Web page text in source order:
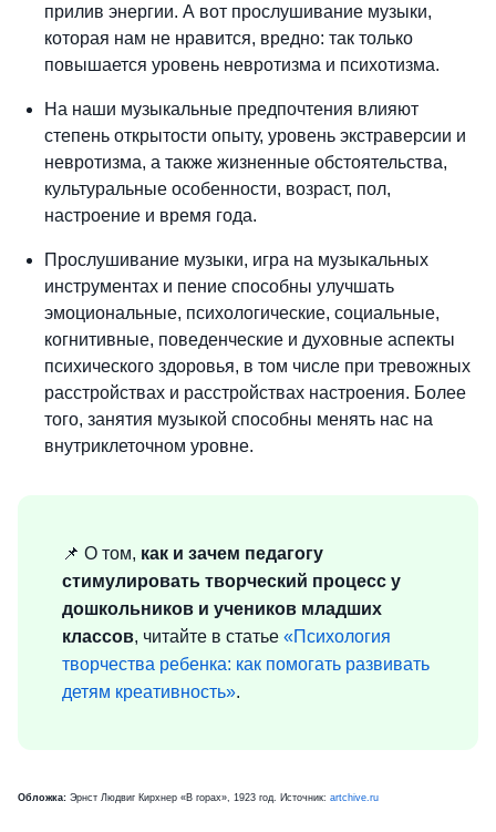
прилив энергии. А вот прослушивание музыки,
которая нам не нравится, вредно: так только
повышается уровень невротизма и психотизма.
На наши музыкальные предпочтения влияют
степень открытости опыту, уровень экстраверсии и
невротизма, а также жизненные обстоятельства,
культуральные особенности, возраст, пол,
настроение и время года.
Прослушивание музыки, игра на музыкальных
инструментах и пение способны улучшать
эмоциональные, психологические, социальные,
когнитивные, поведенческие и духовные аспекты
психического здоровья, в том числе при тревожных
расстройствах и расстройствах настроения. Более
того, занятия музыкой способны менять нас на
внутриклеточном уровне.
📌 О том, как и зачем педагогу
стимулировать творческий процесс у
дошкольников и учеников младших
классов, читайте в статье «Психология
творчества ребенка: как помогать развивать
детям креативность».
Обложка: Эрнст Людвиг Кирхнер «В горах», 1923 год. Источник: artchive.ru